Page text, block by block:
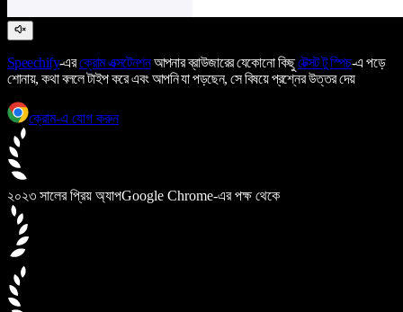
Speechify-এরক্রোম এক্সটেনশনআপনার ব্রাউজারের যেকোনো কিছুটেক্সট টু স্পিচ-এ পড়ে
শোনায়, কথা বললে টাইপ করে এবং আপনি যা পড়ছেন, সে বিষয়ে প্রশ্নের উত্তর দেয়
ক্রোম-এ যোগ করুন
২০২৩ সালের প্রিয় অ্যাপGoogle Chrome-এর পক্ষ থেকে